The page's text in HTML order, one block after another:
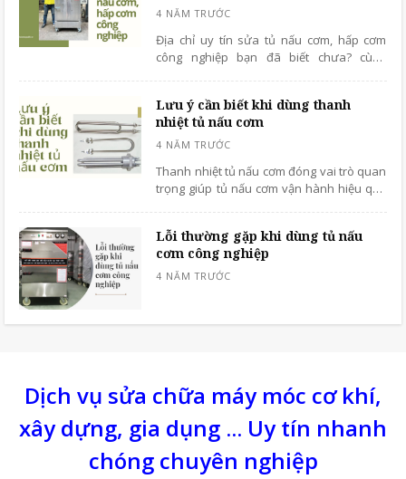
Địa chỉ uy tín sửa tủ nấu cơm, hấp cơm
công nghiệp bạn đã biết chưa? cùng
Lưu ý cần biết khi dùng thanh
nhiệt tủ nấu cơm
Thanh nhiệt tủ nấu cơm đóng vai trò quan
trọng giúp tủ nấu cơm vận hành hiệu quả
Lỗi thường gặp khi dùng tủ nấu
cơm công nghiệp
Dịch vụ sửa chữa máy móc cơ khí,
xây dựng, gia dụng ... Uy tín nhanh
chóng chuyên nghiệp